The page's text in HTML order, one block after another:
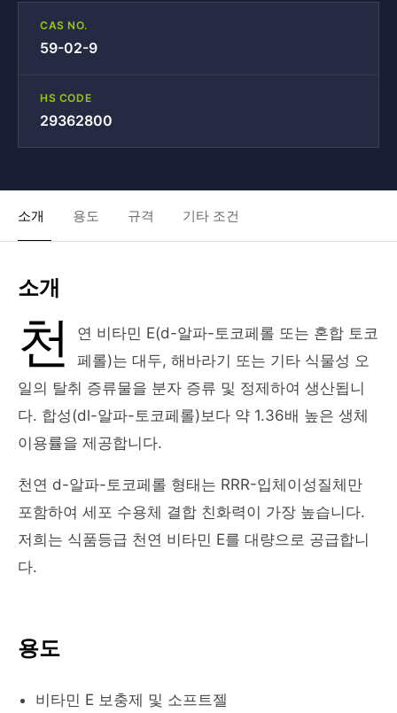
CAS NO.
59-02-9
HS CODE
29362800
소개 용도 규격 기타 조건
소개
천
연 비타민 E(d-알파-토코페롤 또는 혼합 토코
페롤)는 대두, 해바라기 또는 기타 식물성 오
일의 탈취 증류물을 분자 증류 및 정제하여 생산됩니
다. 합성(dl-알파-토코페롤)보다 약 1.36배 높은 생체
이용률을 제공합니다.
천연 d-알파-토코페롤 형태는 RRR-입체이성질체만
포함하여 세포 수용체 결합 친화력이 가장 높습니다.
저희는 식품등급 천연 비타민 E를 대량으로 공급합니
다.
용도
비타민 E 보충제 및 소프트젤